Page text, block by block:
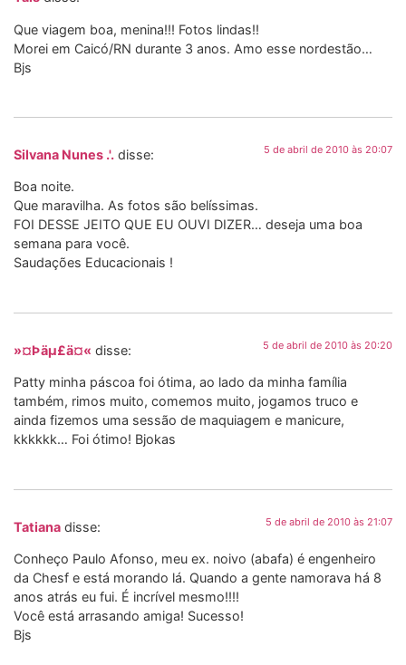
Que viagem boa, menina!!! Fotos lindas!!
Morei em Caicó/RN durante 3 anos. Amo esse nordestão…
Bjs
Silvana Nunes .'. disse: 5 de abril de 2010 às 20:07
Boa noite.
Que maravilha. As fotos são belíssimas.
FOI DESSE JEITO QUE EU OUVI DIZER… deseja uma boa
semana para você.
Saudações Educacionais !
»¤Þäµ£ä¤« disse: 5 de abril de 2010 às 20:20
Patty minha páscoa foi ótima, ao lado da minha família
também, rimos muito, comemos muito, jogamos truco e
ainda fizemos uma sessão de maquiagem e manicure,
kkkkkk… Foi ótimo! Bjokas
Tatiana disse: 5 de abril de 2010 às 21:07
Conheço Paulo Afonso, meu ex. noivo (abafa) é engenheiro
da Chesf e está morando lá. Quando a gente namorava há 8
anos atrás eu fui. É incrível mesmo!!!!
Você está arrasando amiga! Sucesso!
Bjs